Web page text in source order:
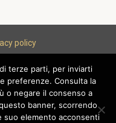
policy
terze parti, per inviarti
preferenze. Consulta la
o negare il consenso a
banner, scorrendo
suo elemento acconsenti